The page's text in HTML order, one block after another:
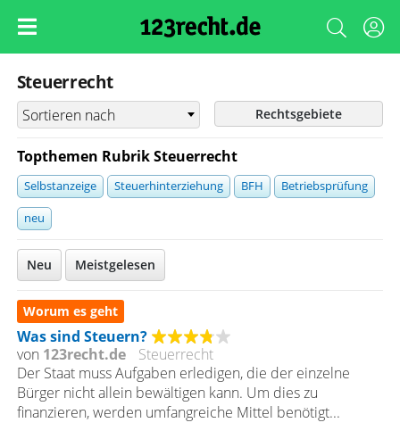
Steuerrecht
Rechtsgebiete
Topthemen Rubrik Steuerrecht
Selbstanzeige Steuerhinterziehung BFH Betriebsprüfung
neu
Neu Meistgelesen
Worum es geht
Was sind Steuern?
von 123recht.de
Steuerrecht
Der Staat muss Aufgaben erledigen, die der einzelne
Bürger nicht allein bewältigen kann. Um dies zu
finanzieren, werden umfangreiche Mittel benötigt...